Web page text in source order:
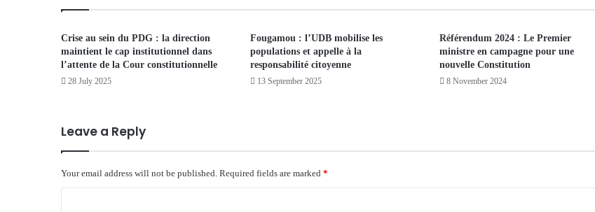
Crise au sein du PDG : la direction
maintient le cap institutionnel dans
l’attente de la Cour constitutionnelle
28 July 2025
Fougamou : l’UDB mobilise les
populations et appelle à la
responsabilité citoyenne
13 September 2025
Référendum 2024 : Le Premier
ministre en campagne pour une
nouvelle Constitution
8 November 2024
Leave a Reply
Your email address will not be published. Required fields are marked *